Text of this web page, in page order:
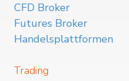
CFD Broker
Futures Broker
Handelsplattformen
Trading